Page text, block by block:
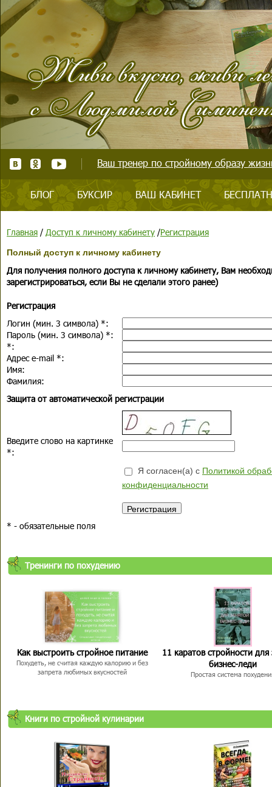
Ваш тренер по стройному образу
БЛОГ БУКСИР ВАШ КАБИНЕТ
Главная / Доступ к личному кабинету /Регистрация
Полный доступ к личному кабинету
Для получения полного доступа к личному кабинету, Вам
зарегистрироваться, если Вы не сделали этого ранее)
Регистрация
Логин (мин. 3 символа) *:
Пароль (мин. 3 символа) *:
*:
Адрес e-mail *:
Имя:
Фамилия:
Защита от автоматической регистрации
Введите слово на картинке
*:
Я согласен(а) с Политикой
конфиденциальности
* - обязательные поля
Тренинги по похудению
Как выстроить стройное питание
Похудеть, не считая каждую калорию и без
запрета любимых вкусностей
11 каратов стройности для
бизнес-леди
Простая система
Книги по стройной кулинарии